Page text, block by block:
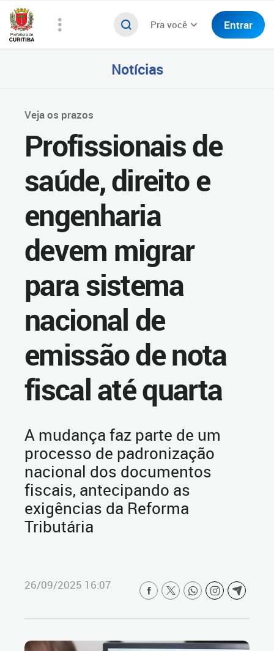
Pra você Entrar
Notícias
Veja os prazos
Profissionais de
saúde, direito e
engenharia
devem migrar
para sistema
nacional de
emissão de nota
fiscal até quarta
A mudança faz parte de um
processo de padronização
nacional dos documentos
fiscais, antecipando as
exigências da Reforma
Tributária
26/09/2025 16:07